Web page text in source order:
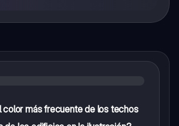
color más frecuente de los techos